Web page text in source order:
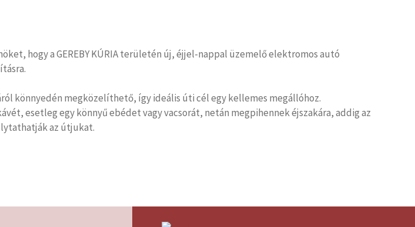
hogy a GEREBY KÚRIA területén új, éjjel-nappal üzemelő elektromos autó
könnyedén megközelíthető, így ideális úti cél egy kellemes megállóhoz.
esetleg egy könnyű ebédet vagy vacsorát, netán megpihennek éjszakára, addig az
az útjukat.